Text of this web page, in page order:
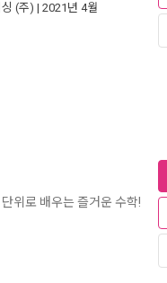
(주) | 2021년 4월
위로 배우는 즐거운 수학!